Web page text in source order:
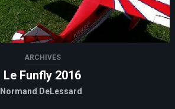
ARCHIVES
Le Funfly 2016
Normand DeLessard